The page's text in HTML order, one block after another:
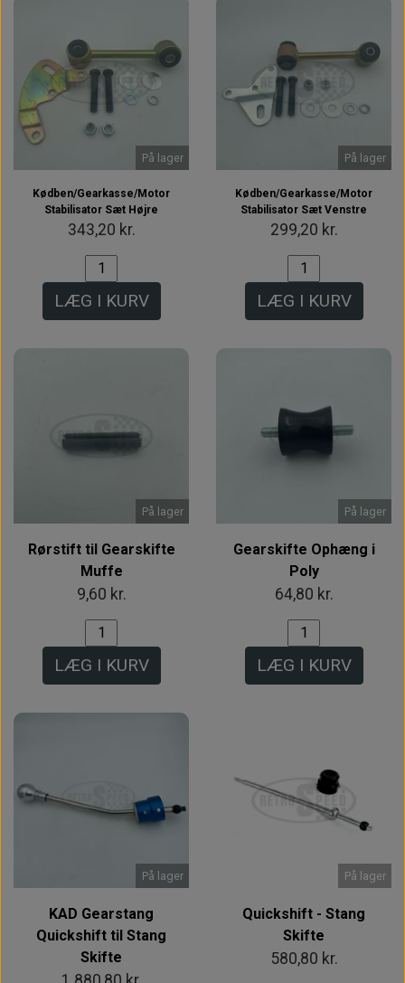
På lager
Kødben/Gearkasse/Motor
Stabilisator Sæt Højre
343,20 kr.
LÆG I KURV
På lager
Kødben/Gearkasse/Motor
Stabilisator Sæt Venstre
299,20 kr.
LÆG I KURV
På lager
Rørstift til Gearskifte
Muffe
9,60 kr.
LÆG I KURV
På lager
Gearskifte Ophæng i
Poly
64,80 kr.
LÆG I KURV
På lager
KAD Gearstang
Quickshift til Stang
Skifte
På lager
Quickshift - Stang
Skifte
580,80 kr.